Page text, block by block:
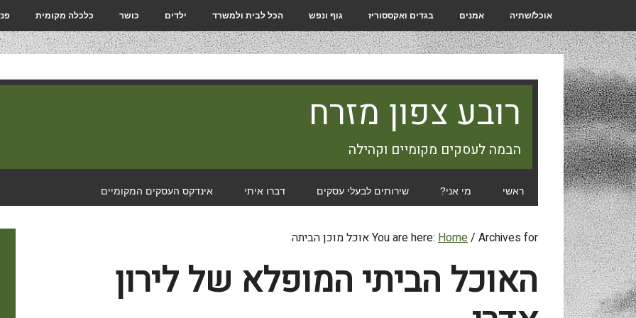
אוכל/שתיה אמנים בגדים ואקססוריז גוף ונפש הכל לבית ולמשרד ילדים כושר כלכלה מקומית
רובע צפון מזרח
הבמה לעסקים מקומיים וקהילה
ראשי מי אני? שירותים לבעלי עסקים דברו איתי אינדקס העסקים המקומיים
You are here: Home/ Archives for אוכל מוכן הביתה
האוכל הביתי המופלא של לירון